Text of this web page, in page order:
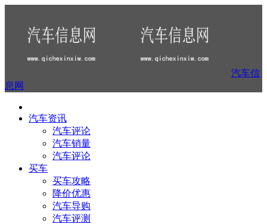
汽车信
息网
汽车资讯
汽车评论
汽车销量
汽车评论
买车
买车攻略
降价优惠
汽车导购
汽车评测